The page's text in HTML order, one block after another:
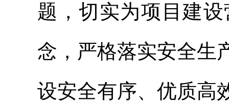
题，切实为项目建
念，严格落实安全生
设安全有序、优质高